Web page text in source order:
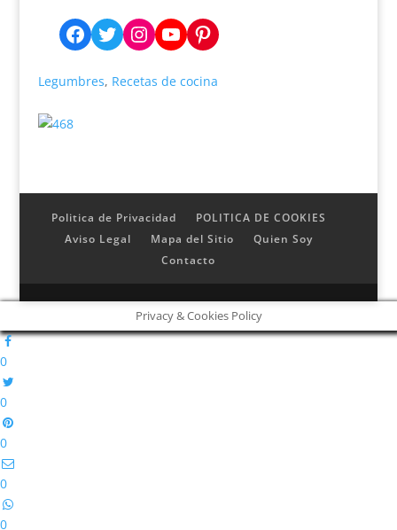
Facebook
Twitter
Instagram
YouTube
Pinterest
Legumbres, Recetas de cocina
Politica de Privacidad
POLITICA DE COOKIES
Aviso Legal
Mapa del Sitio
Quien Soy
Contacto
Privacy & Cookies Policy
0
0
0
0
0